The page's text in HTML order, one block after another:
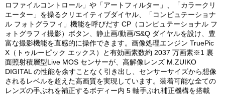
ロファイルコントロール」や「アートフィルター」、「カラークリ
エーター」を操るクリエイティブダイヤル、「コンピュテーショナ
ル フォトグラフィ」機能を呼びだす CP（コンピュテーショナル フ
ォトグラフィ撮影）ボタン、静止画/動画/S&Q ダイヤルを設け、豊
富な撮影機能を直感的に操作できます。画像処理エンジン TruePic
X（トゥルーピック エックス）と有効画素数約 2037 万画素※1 裏
面照射積層型Live MOS センサーが、高解像レンズ M.ZUIKO
DIGITAL の性能を余すことなく引き出し、センサーサイズから想像
されるレベルを超えた高画質を実現しています。装着可能な全ての
レンズの手ぶれを補正するボディー内 5 軸手ぶれ補正機構を搭載